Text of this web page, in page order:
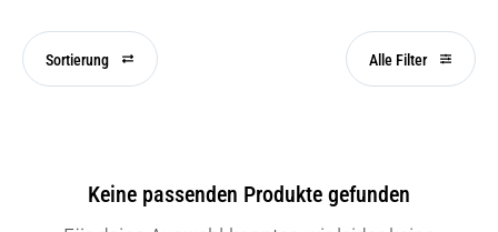
Sortierung Alle Filter
Keine passenden Produkte gefunden